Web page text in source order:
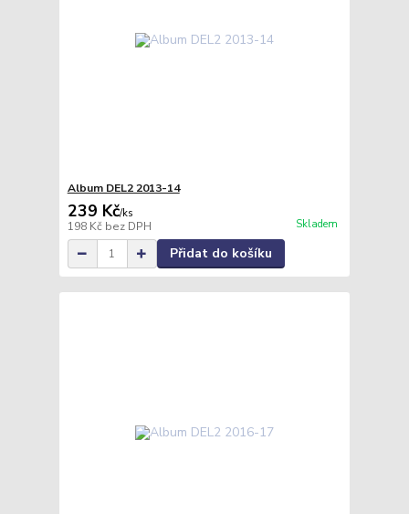
Album DEL2 2013-14
239 Kč/ks
198 Kč bez DPH Skladem
Přidat do košíku